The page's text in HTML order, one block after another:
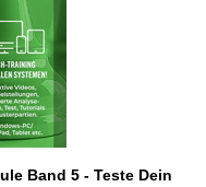
Band 5 - Teste Dein